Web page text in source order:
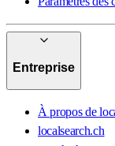
Entreprise
À propos de
localsearch.ch